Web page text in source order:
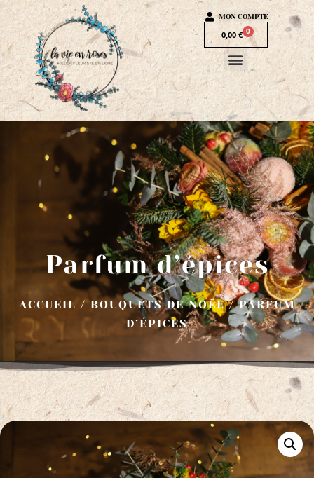
MON COMPTE
0,00 € 0
Parfum d’épices
ACCUEIL /BOUQUETS DE NOËL/ PARFUM
D’ÉPICES